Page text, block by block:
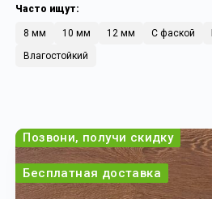
Часто ищут:
8 мм 10 мм 12 мм С фаской
Влагостойкий
Позвони, получи скидку
Бесплатная доставка